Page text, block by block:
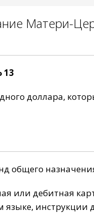
Матери-
13
доллара,
общего
или дебитная
языке, инструкции